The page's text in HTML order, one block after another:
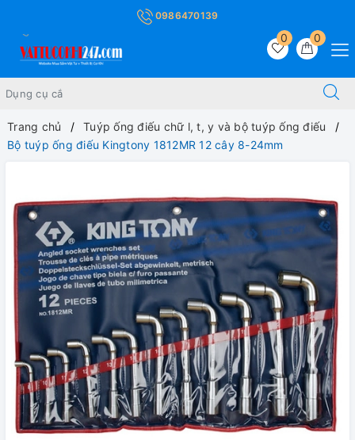
0986470139
0
0
Trang chủ
Tuýp ống điếu chữ l, t, y và bộ tuýp ống điếu
Bộ tuýp ống điếu Kingtony 1812MR 12 cây 8-24mm